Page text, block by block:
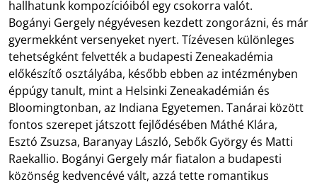
hallhatunk kompozícióiból egy csokorra valót.
Bogányi Gergely négyévesen kezdett zongorázni, és már
gyermekként versenyeket nyert. Tízévesen különleges
tehetségként felvették a budapesti Zeneakadémia
előkészítő osztályába, később ebben az intézményben
éppúgy tanult, mint a Helsinki Zeneakadémián és
Bloomingtonban, az Indiana Egyetemen. Tanárai között
fontos szerepet játszott fejlődésében Máthé Klára,
Esztó Zsuzsa, Baranyay László, Sebők György és Matti
Raekallio. Bogányi Gergely már fiatalon a budapesti
közönség kedvencévé vált, azzá tette romantikus